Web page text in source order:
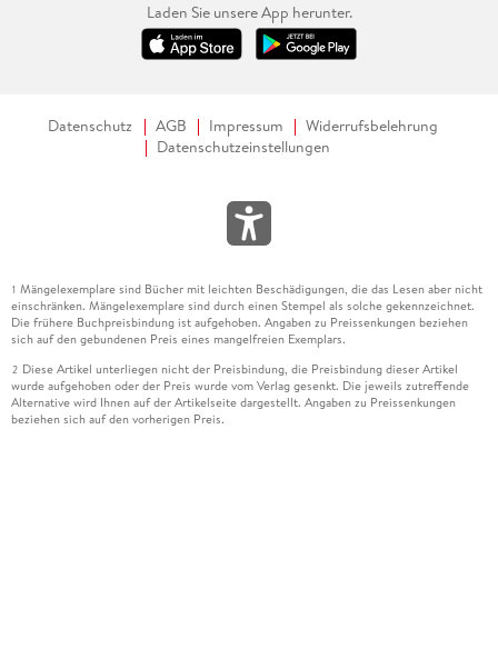
Laden Sie unsere App herunter.
Datenschutz AGB Impressum
Widerrufsbelehrung
Datenschutzeinstellungen
1 Mängelexemplare sind Bücher mit leichten Beschädigungen, die das Lesen aber nicht
einschränken. Mängelexemplare sind durch einen Stempel als solche gekennzeichnet.
Die frühere Buchpreisbindung ist aufgehoben. Angaben zu Preissenkungen beziehen
sich auf den gebundenen Preis eines mangelfreien Exemplars.
2 Diese Artikel unterliegen nicht der Preisbindung, die Preisbindung dieser Artikel
wurde aufgehoben oder der Preis wurde vom Verlag gesenkt. Die jeweils zutreffende
Alternative wird Ihnen auf der Artikelseite dargestellt. Angaben zu Preissenkungen
beziehen sich auf den vorherigen Preis.